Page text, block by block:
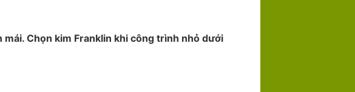
Chọn kim Franklin khi công trình nhỏ dưới